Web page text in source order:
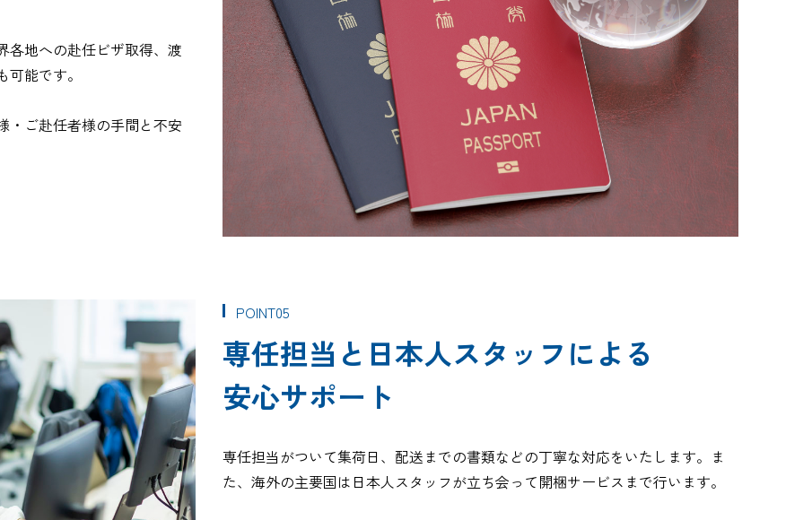
各地への赴任ビザ取得、渡
能です。
・ご赴任者様の手間と不安
POINT05
専任担当と日本人スタッフによる
安心サポート
専任担当がついて集荷日、配送までの書類などの丁寧な対応をいたします。ま
た、海外の主要国は日本人スタッフが立ち会って開梱サービスまで行います。